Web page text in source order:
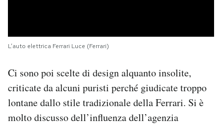
L’auto elettrica Ferrari Luce (Ferrari)
Ci sono poi scelte di design alquanto insolite,
criticate da alcuni puristi perché giudicate troppo
lontane dallo stile tradizionale della Ferrari. Si è
molto discusso dell’influenza dell’agenzia